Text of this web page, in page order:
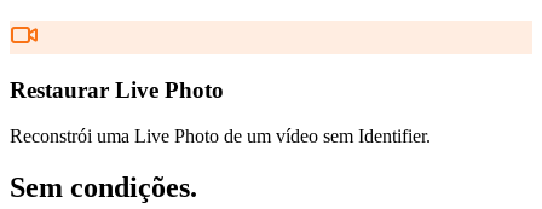
Restaurar Live Photo
Reconstrói uma Live Photo de um vídeo sem Identifier.
Sem condições.